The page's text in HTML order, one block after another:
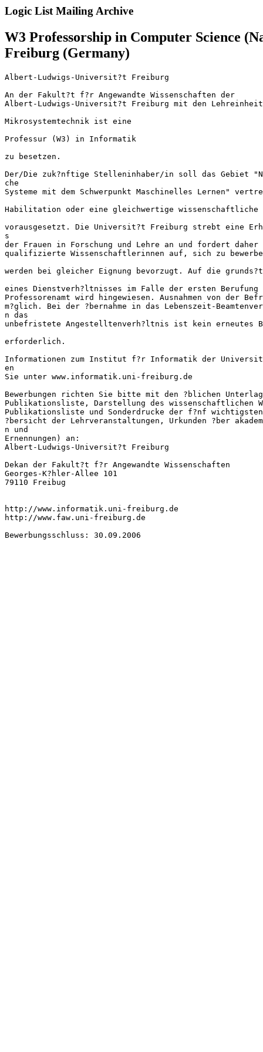
Logic List Mailing Archive
W3 Professorship in Computer Science
Freiburg (Germany)
Albert-Ludwigs-Universit?t Freiburg
An der Fakult?t f?r Angewandte Wissenschaften der
Albert-Ludwigs-Universit?t Freiburg mit den
Mikrosystemtechnik ist eine
Professur (W3) in Informatik
zu besetzen.
Der/Die zuk?nftige Stelleninhaber/in soll das Gebiet
che
Systeme mit dem Schwerpunkt Maschinelles Lernen"
Habilitation oder eine gleichwertige
vorausgesetzt. Die Universit?t Freiburg strebt eine
s
der Frauen in Forschung und Lehre an und fordert daher
qualifizierte Wissenschaftlerinnen auf, sich zu
werden bei gleicher Eignung bevorzugt. Auf die
eines Dienstverh?ltnisses im Falle der ersten
Professorenamt wird hingewiesen. Ausnahmen von der
m?glich. Bei der ?bernahme in das Lebenszeit-
n das
unbefristete Angestelltenverh?ltnis ist kein erneutes
erforderlich.
Informationen zum Institut f?r Informatik der
en
Sie unter www.informatik.uni-freiburg.de
Bewerbungen richten Sie bitte mit den ?blichen
Publikationsliste, Darstellung des wissenschaftlichen
Publikationsliste und Sonderdrucke der f?nf
?bersicht der Lehrveranstaltungen, Urkunden ?ber
n und
Ernennungen) an:
Albert-Ludwigs-Universit?t Freiburg
Dekan der Fakult?t f?r Angewandte Wissenschaften
Georges-K?hler-Allee 101
79110 Freibug
http://www.informatik.uni-freiburg.de
http://www.faw.uni-freiburg.de